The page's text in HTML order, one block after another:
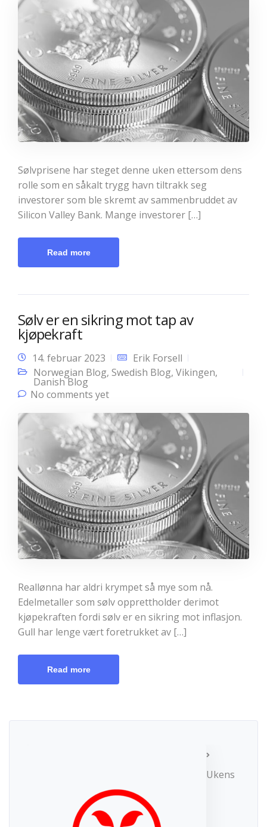
Sølvprisene har steget denne uken ettersom dens
rolle som en såkalt trygg havn tiltrakk seg
investorer som ble skremt av sammenbruddet av
Silicon Valley Bank. Mange investorer […]
Read more
Sølv er en sikring mot tap av
kjøpekraft
14. februar 2023
Erik Forsell
Norwegian Blog, Swedish Blog, Vikingen,
Danish Blog
No comments yet
Reallønna har aldri krympet så mye som nå.
Edelmetaller som sølv opprettholder derimot
kjøpekraften fordi sølv er en sikring mot inflasjon.
Gull har lenge vært foretrukket av […]
Read more
Ukens